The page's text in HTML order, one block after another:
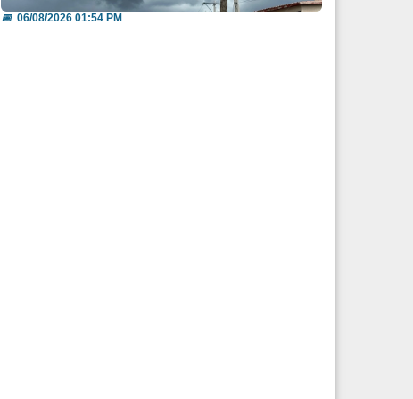
📅06/08/2026 01:54 PM